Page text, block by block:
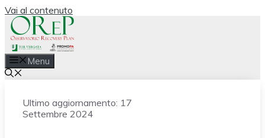
Vai al contenuto
Menu
Ultimo aggiornamento: 17
Settembre 2024